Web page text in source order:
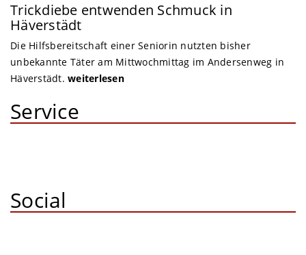
Trickdiebe entwenden Schmuck in
Häverstädt
Die Hilfsbereitschaft einer Seniorin nutzten bisher
unbekannte Täter am Mittwochmittag im Andersenweg in
Häverstädt. weiterlesen
Service
Social